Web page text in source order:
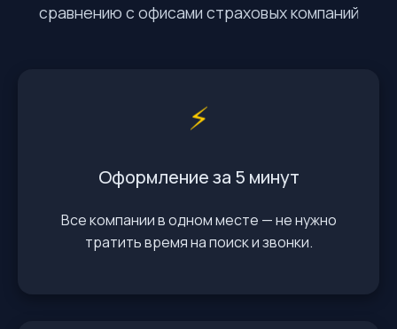
сравнению с офисами страховых компаний
⚡️
Оформление за 5 минут
Все компании в одном месте — не нужно
тратить время на поиск и звонки.